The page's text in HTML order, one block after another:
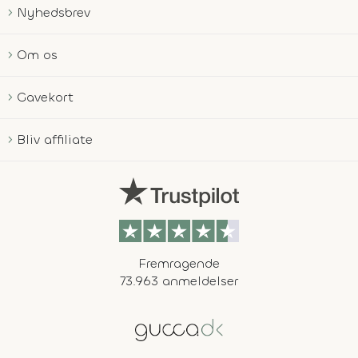
Nyhedsbrev
Om os
Gavekort
Bliv affiliate
Fremragende
73.963 anmeldelser